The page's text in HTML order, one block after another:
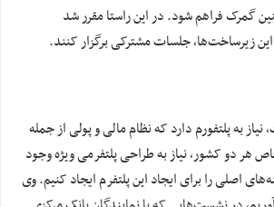
گمرک فراهم شود. در این راستا مقرر شد
زیرساخت‌ها، جلسات مشترکی برگزار کنند.
به پلتفورم دارد که نظام مالی و پولی از جمله
هر دو کشور، نیاز به طراحی پلتفرمی ویژه وجود
اصلی را برای ایجاد این پلتفرم ایجاد کنیم. وی